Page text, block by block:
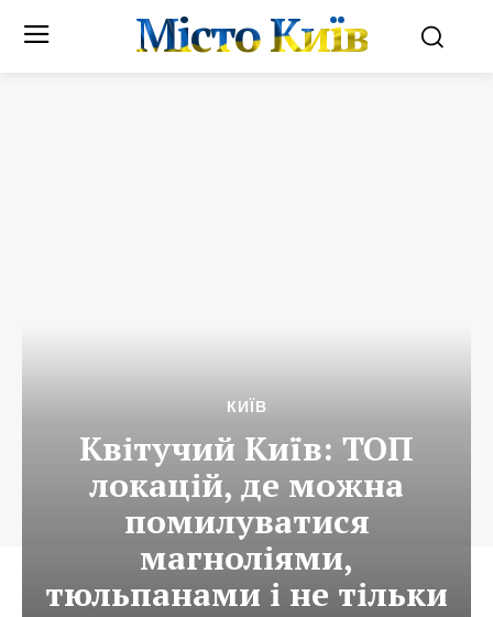
Місто Київ
КИЇВ
Квітучий Київ: ТОП
локацій, де можна
помилуватися
магноліями,
тюльпанами і не тільки